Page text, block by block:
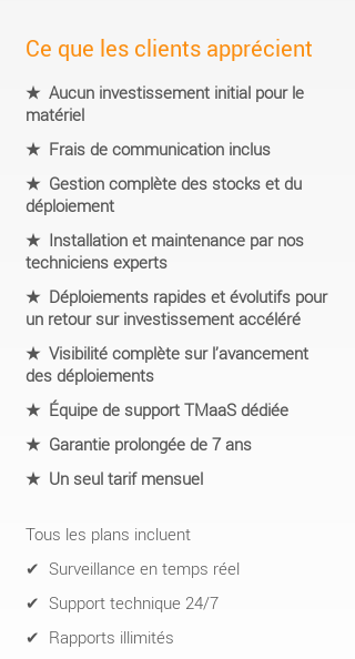
Ce que les clients apprécient
★ Aucun investissement initial pour le
matériel
★ Frais de communication inclus
★ Gestion complète des stocks et du
déploiement
★ Installation et maintenance par nos
techniciens experts
★ Déploiements rapides et évolutifs pour
un retour sur investissement accéléré
★ Visibilité complète sur l’avancement
des déploiements
★ Équipe de support TMaaS dédiée
★ Garantie prolongée de 7 ans
★ Un seul tarif mensuel
Tous les plans incluent
✔ Surveillance en temps réel
✔ Support technique 24/7
✔ Rapports illimités